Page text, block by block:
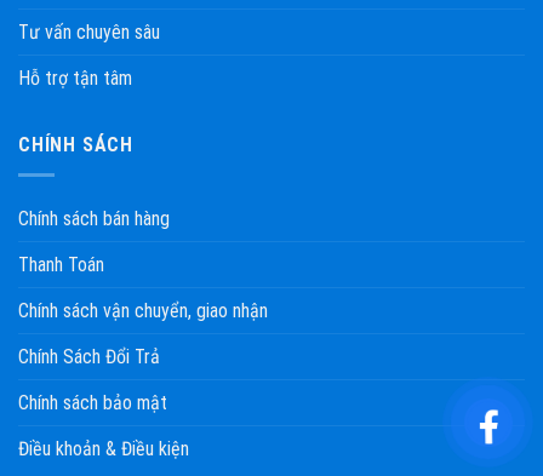
Tư vấn chuyên sâu
Hỗ trợ tận tâm
CHÍNH SÁCH
Chính sách bán hàng
Thanh Toán
Chính sách vận chuyển, giao nhận
Chính Sách Đổi Trả
Chính sách bảo mật
Điều khoản & Điều kiện